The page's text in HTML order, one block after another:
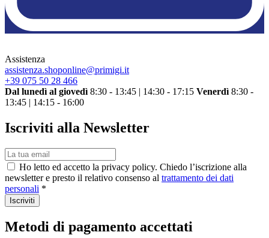
Assistenza
assistenza.shoponline@primigi.it
+39 075 50 28 466
Dal lunedì al giovedì 8:30 - 13:45 | 14:30 - 17:15 Venerdì 8:30 -
13:45 | 14:15 - 16:00
Iscriviti alla Newsletter
Ho letto ed accetto la privacy policy. Chiedo l’iscrizione alla
newsletter e presto il relativo consenso al trattamento dei dati
personali *
Iscriviti
Metodi di pagamento accettati